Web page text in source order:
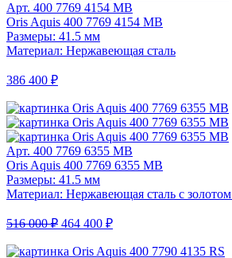
Арт. 400 7769 4154 MB
Oris Aquis 400 7769 4154 MB
Размеры: 41.5 мм
Материал: Нержавеющая сталь
386 400 ₽
Арт. 400 7769 6355 MB
Oris Aquis 400 7769 6355 MB
Размеры: 41.5 мм
Материал: Нержавеющая сталь с золотом
516 000 ₽ 464 400 ₽